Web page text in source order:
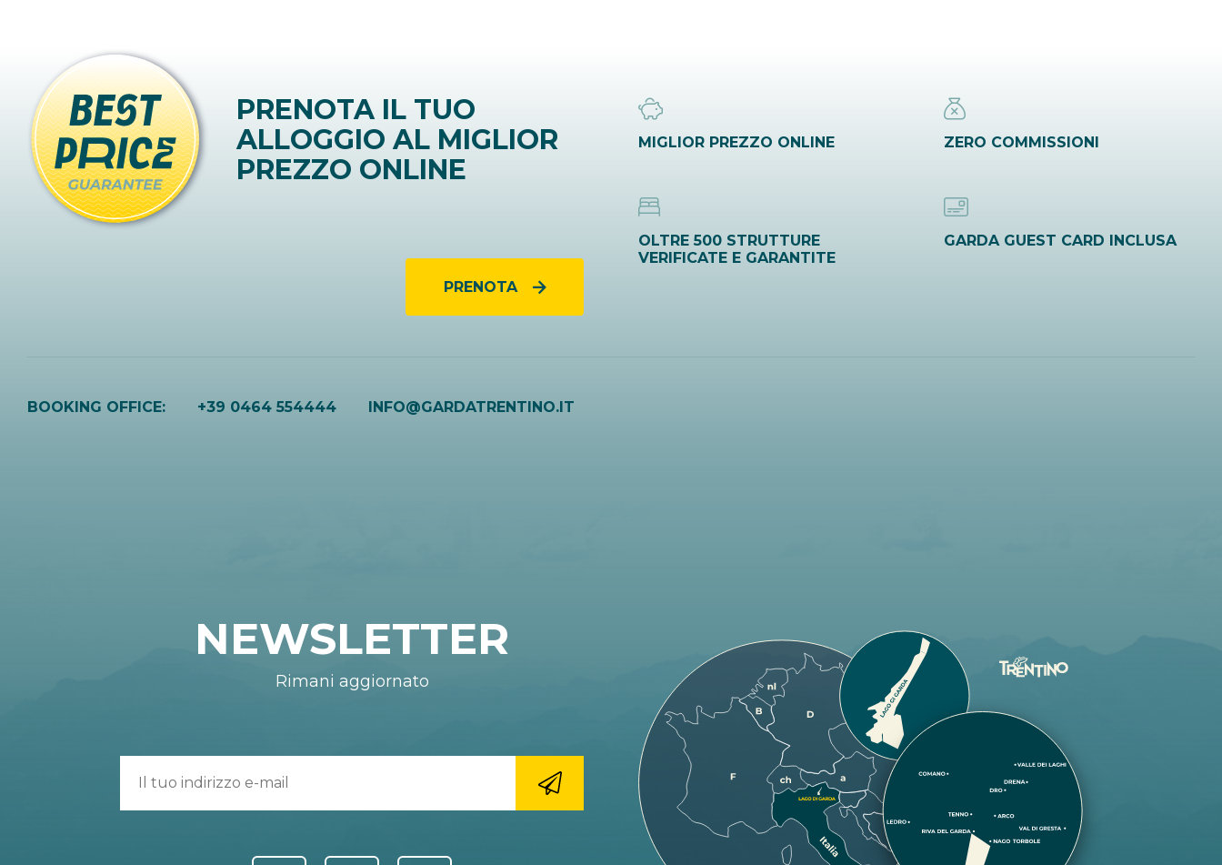
PRENOTA IL TUO
ALLOGGIO AL MIGLIOR
PREZZO ONLINE
PRENOTA
MIGLIOR PREZZO ONLINE ZERO COMMISSIONI
OLTRE 500 STRUTTURE
VERIFICATE E GARANTITE
GARDA GUEST CARD INCLUSA
BOOKING OFFICE: +39 0464 554444 INFO@GARDATRENTINO.IT
NEWSLETTER
Rimani aggiornato